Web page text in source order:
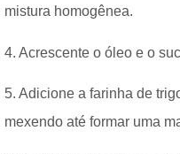
mistura homogênea.
4. Acrescente o óleo e o
5. Adicione a farinha de
mexendo até formar uma